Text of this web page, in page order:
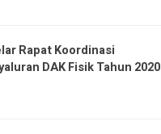
Rapat Koordinasi
DAK Fisik Tahun 2020